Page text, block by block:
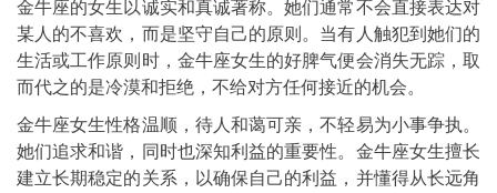
金牛座的女生以诚实和真诚著称。她们通常不会直接表达对
某人的不喜欢，而是坚守自己的原则。当有人触犯到她们的
生活或工作原则时，金牛座女生的好脾气便会消失无踪，取
而代之的是冷漠和拒绝，不给对方任何接近的机会。
金牛座女生性格温顺，待人和蔼可亲，不轻易为小事争执。
她们追求和谐，同时也深知利益的重要性。金牛座女生擅长
建立长期稳定的关系，以确保自己的利益，并懂得从长远角